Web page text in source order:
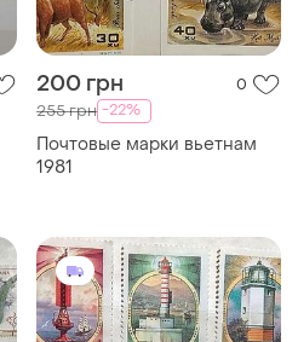
200 грн 0
255 грн -22%
Почтовые марки вьетнам
1981